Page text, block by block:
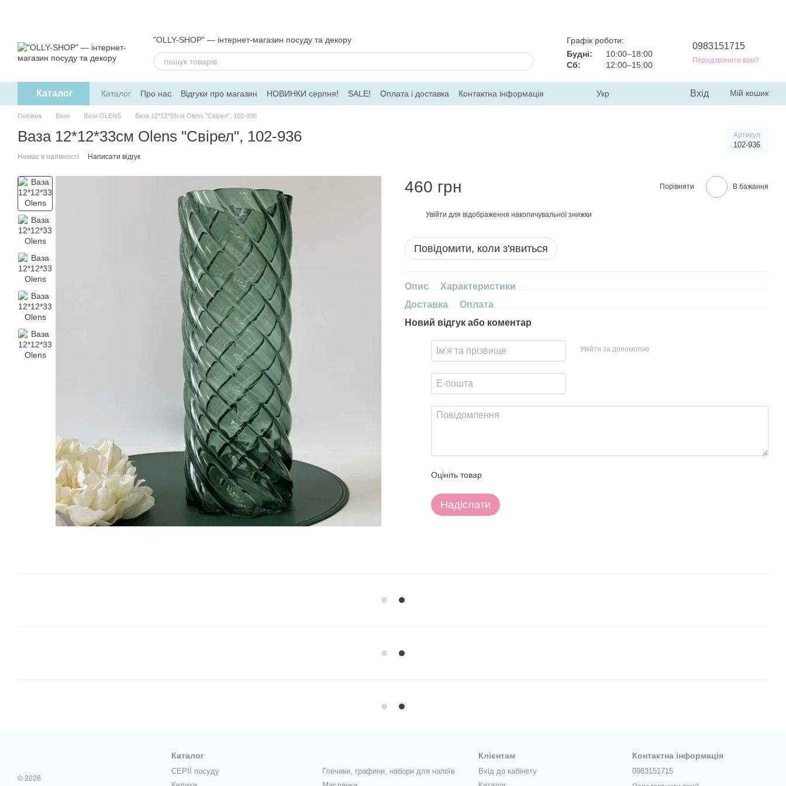
"OLLY-SHOP" — інтернет-магазин посуду та декору
Графік роботи:
Будні:
10:00–18:00
Сб:
12:00–15:00
0983151715
Передзвонити вам?
Каталог Каталог Про нас Відгуки про магазин НОВИНКИ серпня! SALE! Оплата і доставка
Контактна інформація
Обмін та повернення
Угода користувача Договір ПО Для гуртових замовлень
Укр Вхід Мій кошик
Головна Вази Вази OLENS Ваза 12*12*33см Olens "Свірел", 102-936
Ваза 12*12*33см Olens "Свірел", 102-936 Артикул
102-936
Немає в наявності Написати відгук
460 грн Порівняти В бажання
Увійти для відображення накопичувальної знижки
Повідомити, коли з'явиться
Опис
Характеристики
Доставка
Оплата
Новий відгук або коментар
Увійти за допомогою
Оцініть товар
Надіслати
© 2026
Каталог
СЕРІЇ посуду
Глечики, графини, набори для напоїв
Клієнтам
Вхід до кабінету
Контактна інформація
0983151715